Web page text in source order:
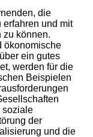
die
erfahren und mit
zu können.
ökonomische
ein gutes
werden für die
Beispielen
soziale
der
und die